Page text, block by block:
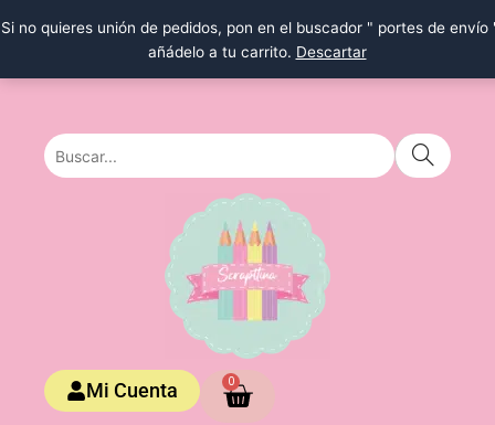
Si no quieres unión de pedidos, pon en el buscador " portes de envío
añádelo a tu carrito. Descartar
al
Mi Cuenta 0
Carrito